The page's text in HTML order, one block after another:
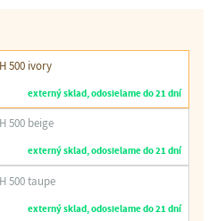
500 ivory
externý sklad, odosielame do 21 dní
500 beige
externý sklad, odosielame do 21 dní
500 taupe
externý sklad, odosielame do 21 dní